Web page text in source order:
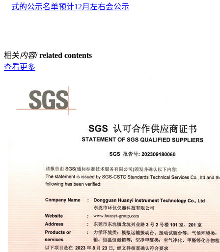
式的公示名单预计12月左右会公示
相关内容/ related contents
查看更多